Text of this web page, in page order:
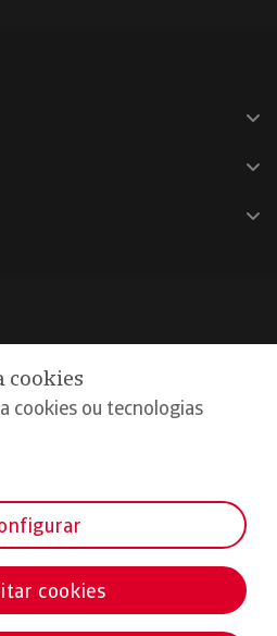
cookies
cookies ou tecnologias
cookies